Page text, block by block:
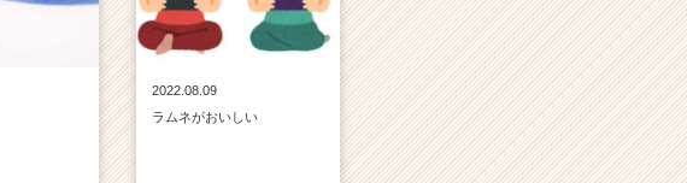
2022.08.09
ラムネがおいしい